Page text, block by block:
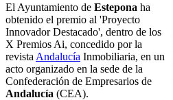
El Ayuntamiento de Estepona ha
obtenido el premio al 'Proyecto
Innovador Destacado', dentro de los
X Premios Ai, concedido por la
revista Andalucía Inmobiliaria, en un
acto organizado en la sede de la
Confederación de Empresarios de
Andalucía (CEA).